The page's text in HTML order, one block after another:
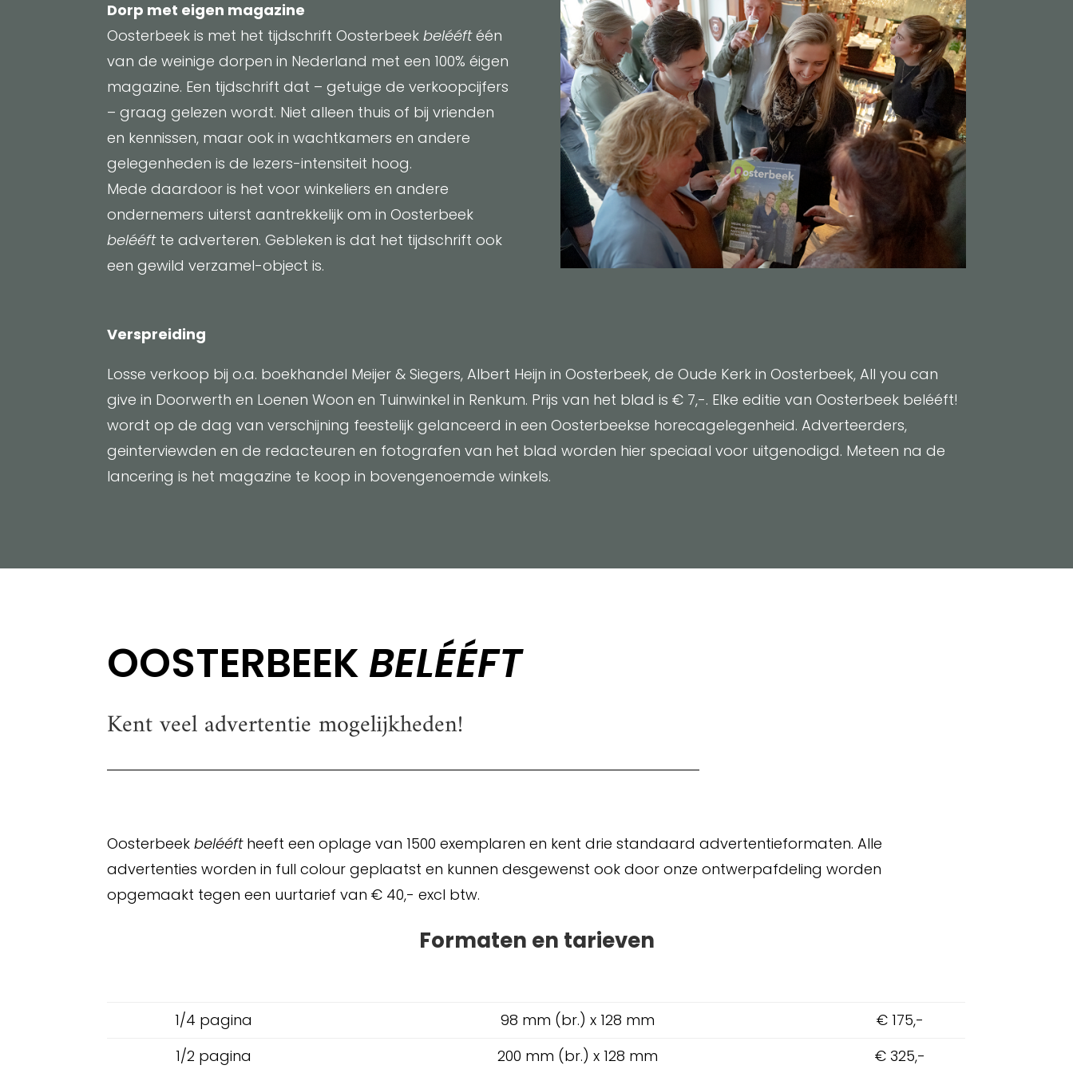
Dorp met eigen magazine
Oosterbeek is met het tijdschrift Oosterbeekbelééftéén
van de weinige dorpen in Nederland met een 100% éigen
magazine. Een tijdschrift dat – getuige de verkoopcijfers
– graag gelezen wordt. Niet alleen thuis of bij vrienden
en kennissen, maar ook in wachtkamers en andere
gelegenheden is de lezers-intensiteit hoog.
Mede daardoor is het voor winkeliers en andere
ondernemers uiterst aantrekkelijk om in Oosterbeek
belééftte adverteren. Gebleken is dat het tijdschrift ook
een gewild verzamel-object is.
Verspreiding
Losse verkoop bij o.a. boekhandel Meijer & Siegers, Albert Heijn in Oosterbeek, de Oude Kerk in Oosterbeek, All you can
give in Doorwerth en Loenen Woon en Tuinwinkel in Renkum. Prijs van het blad is € 7,-. Elke editie van Oosterbeek belééft!
wordt op de dag van verschijning feestelijk gelanceerd in een Oosterbeekse horecagelegenheid. Adverteerders,
geinterviewden en de redacteuren en fotografen van het blad worden hier speciaal voor uitgenodigd. Meteen na de
lancering is het magazine te koop in bovengenoemde winkels.
OOSTERBEEK BELÉÉFT
Kent veel advertentie mogelijkheden!
Oosterbeek belééftheeft een oplage van 1500 exemplaren en kent drie standaard advertentieformaten. Alle
advertenties worden in full colour geplaatst en kunnen desgewenst ook door onze ontwerpafdeling worden
opgemaakt tegen een uurtarief van € 40,- excl btw.
Formaten en tarieven
1/4 pagina 98 mm (br.) x 128 mm
€ 175,-
1/2 pagina
200 mm (br.) x 128 mm € 325,-